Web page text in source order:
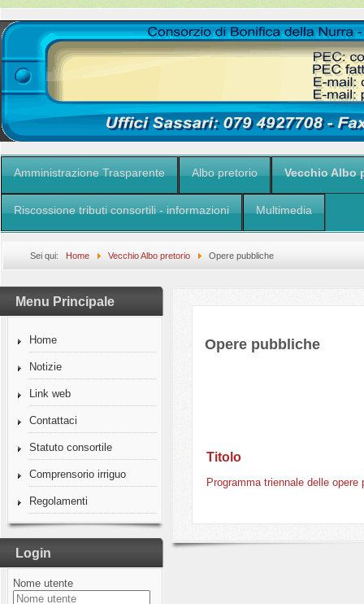
Amministrazione Trasparente Albo pretorio Vecchio Albo
Riscossione tributi consortili - informazioni Multimedia
Sei qui: Home Vecchio Albo pretorio Opere pubbliche
Menu Principale
Home
Notizie
Link web
Contattaci
Statuto consortile
Comprensorio irriguo
Regolamenti
Login
Nome utente
Opere pubbliche
Titolo
Programma triennale delle opere